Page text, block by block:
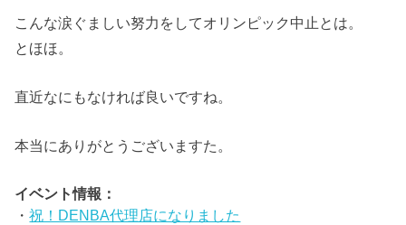
こんな涙ぐましい努力をしてオリンピック中止とは。
とほほ。
直近なにもなければ良いですね。
本当にありがとうございますた。
イベント情報：
・祝！DENBA代理店になりました